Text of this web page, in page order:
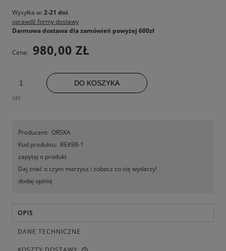
Wysyłka w: 2-21 dni
sprawdź formy dostawy
Darmowa dostawa dla zamówień powyżej 600zł
Cena: 980,00 ZŁ
szt.
DO KOSZYKA
Producent: ORSKA
Kod produktu: BEK98-1
zapytaj o produkt
Daj znać o czym marzysz i zobacz co się wydarzy!
dodaj opinię
OPIS
DANE TECHNICZNE